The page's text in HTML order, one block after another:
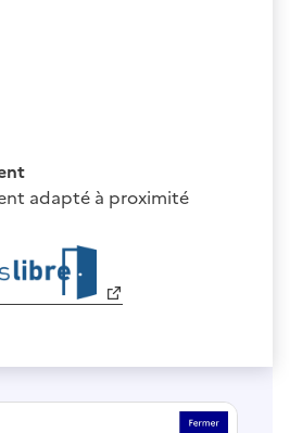
adapté à proximité